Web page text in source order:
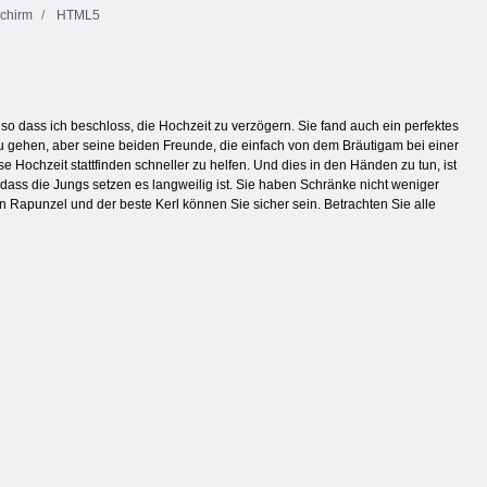
HTML5
dass ich beschloss, die Hochzeit zu verzögern. Sie fand auch ein perfektes
aber seine beiden Freunde, die einfach von dem Bräutigam bei einer
Hochzeit stattfinden schneller zu helfen. Und dies in den Händen zu tun, ist
die Jungs setzen es langweilig ist. Sie haben Schränke nicht weniger
und der beste Kerl können Sie sicher sein. Betrachten Sie alle